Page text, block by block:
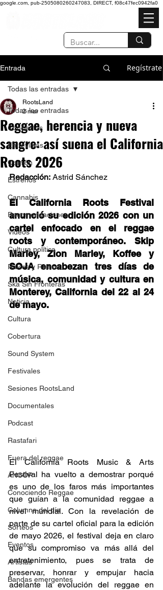
google.com, pub-2505080260247083, DIRECT, f08c47fec0942fa0
Entrada Regístrate
Todas las entradas
Conciertos
Entrevistas
Opinión
Estrenos
Cannabis
Recomendaciones
Videos
Cultura política
Raíces y Ritmos
Ska Sin Fronteras
Noticia
Cultura
Cobertura
Sound System
Festivales
Sesiones RootsLand
Documentales
Podcast
Rastafari
Fuera del reggae
ANCOP
Conociendo Reggae
Columna del día
Sorteos
Eventos
Artistas
Bandas emergentes
Todas las entradas
Reggae, herencia y nueva
sangre: así suena el California
Roots 2026
RootsLand
2 mar
Redacción: Astrid Sánchez
El California Roots Festival
anunció su edición 2026 con un
cartel enfocado en el reggae
roots y contemporáneo. Skip
Marley, Zion Marley, Koffee y
SOJA encabezan tres días de
música, comunidad y cultura en
Monterey, California del 22 al 24
de mayo.
El California Roots Music & Arts
Festival ha vuelto a demostrar porqué
es uno de los faros más importantes
que guían a la comunidad reggae a
nivel mundial. Con la revelación de
parte de su cartel oficial para la edición
de mayo 2026, el festival deja en claro
que su compromiso va más allá del
entretenimiento, pues se trata de
preservar, honrar y empujar hacia
adelante la evolución del reggae en